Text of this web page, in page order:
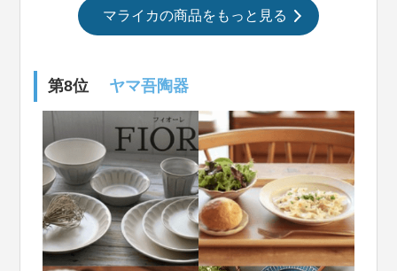
マライカの商品をもっと見る
第8位 ヤマ吾陶器